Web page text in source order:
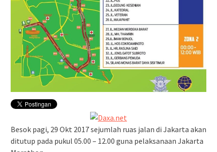
Besok pagi, 29 Okt 2017 sejumlah ruas jalan di Jakarta akan
ditutup pada pukul 05.00 – 12.00 guna pelaksanaan Jakarta